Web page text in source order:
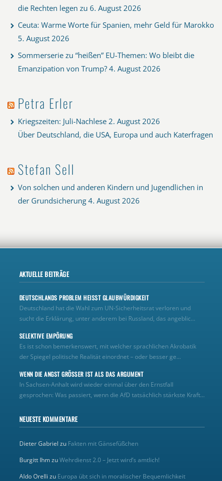
die Rechten legen zu 6. August 2026
Ceuta: Warme Worte für Spanien, mehr Geld für Marokko
5. August 2026
Sommerserie zu “heißen” EU-Themen: Wo bleibt die
Emanzipation von Trump? 4. August 2026
Petra Erler
Kriegszeiten: Juli-Nachlese 2. August 2026
Über Deutschland, die USA, Europa und auch Katerfragen
Stefan Sell
Von solchen und anderen Kindern und Jugendlichen in
der Grundsicherung 4. August 2026
AKTUELLE BEITRÄGE
DEUTSCHLANDS PROBLEM HEISST GLAUBWÜRDIGKEIT
Deutschland hat die Wahl zum UN‑Sicherheitsrat verloren und
sucht die Erklärung, unter anderem bei Russland, das angeblic...
SELEKTIVE EMPÖRUNG
Es ist schon bemerkenswert, mit welcher sprachlichen Akrobatik
der Spiegel politische Realität einordnet – oder besser ge...
WENN DIE ANGST GRÖSSER IST ALS DAS ARGUMENT
In Sachsen-Anhalt wird wieder einmal über den Ernstfall
gesprochen: Was passiert, wenn die AfD tatsächlich stärkste Kraft...
NEUESTE KOMMENTARE
Dieter Gabriel zu Fakten mit Gänsefüßchen
Burgitt IhmzuWehrdienst 2.0 – Jetzt wird’s amtlich!
Aldo Orelli zu Europa übt sich in moralischer Bequemlichkeit